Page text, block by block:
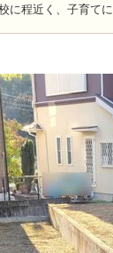
に程近く、子育て